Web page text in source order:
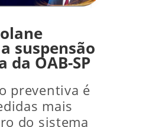
suspensão
da OAB-SP
preventiva é
mais
do sistema